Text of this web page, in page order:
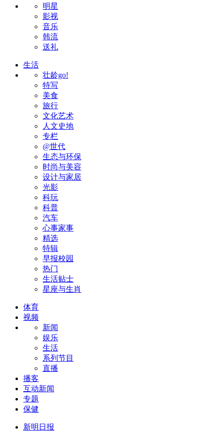
明星
影视
音乐
韩流
送礼
生活
壮龄go!
特写
美食
旅行
文化艺术
人文史地
专栏
@世代
生态与环保
时尚与美容
设计与家居
光影
科玩
科普
汽车
心事家事
精选
特辑
早报校园
热门
生活贴士
星座与生肖
体育
视频
新闻
娱乐
生活
系列节目
直播
播客
互动新闻
专题
保健
新明日报